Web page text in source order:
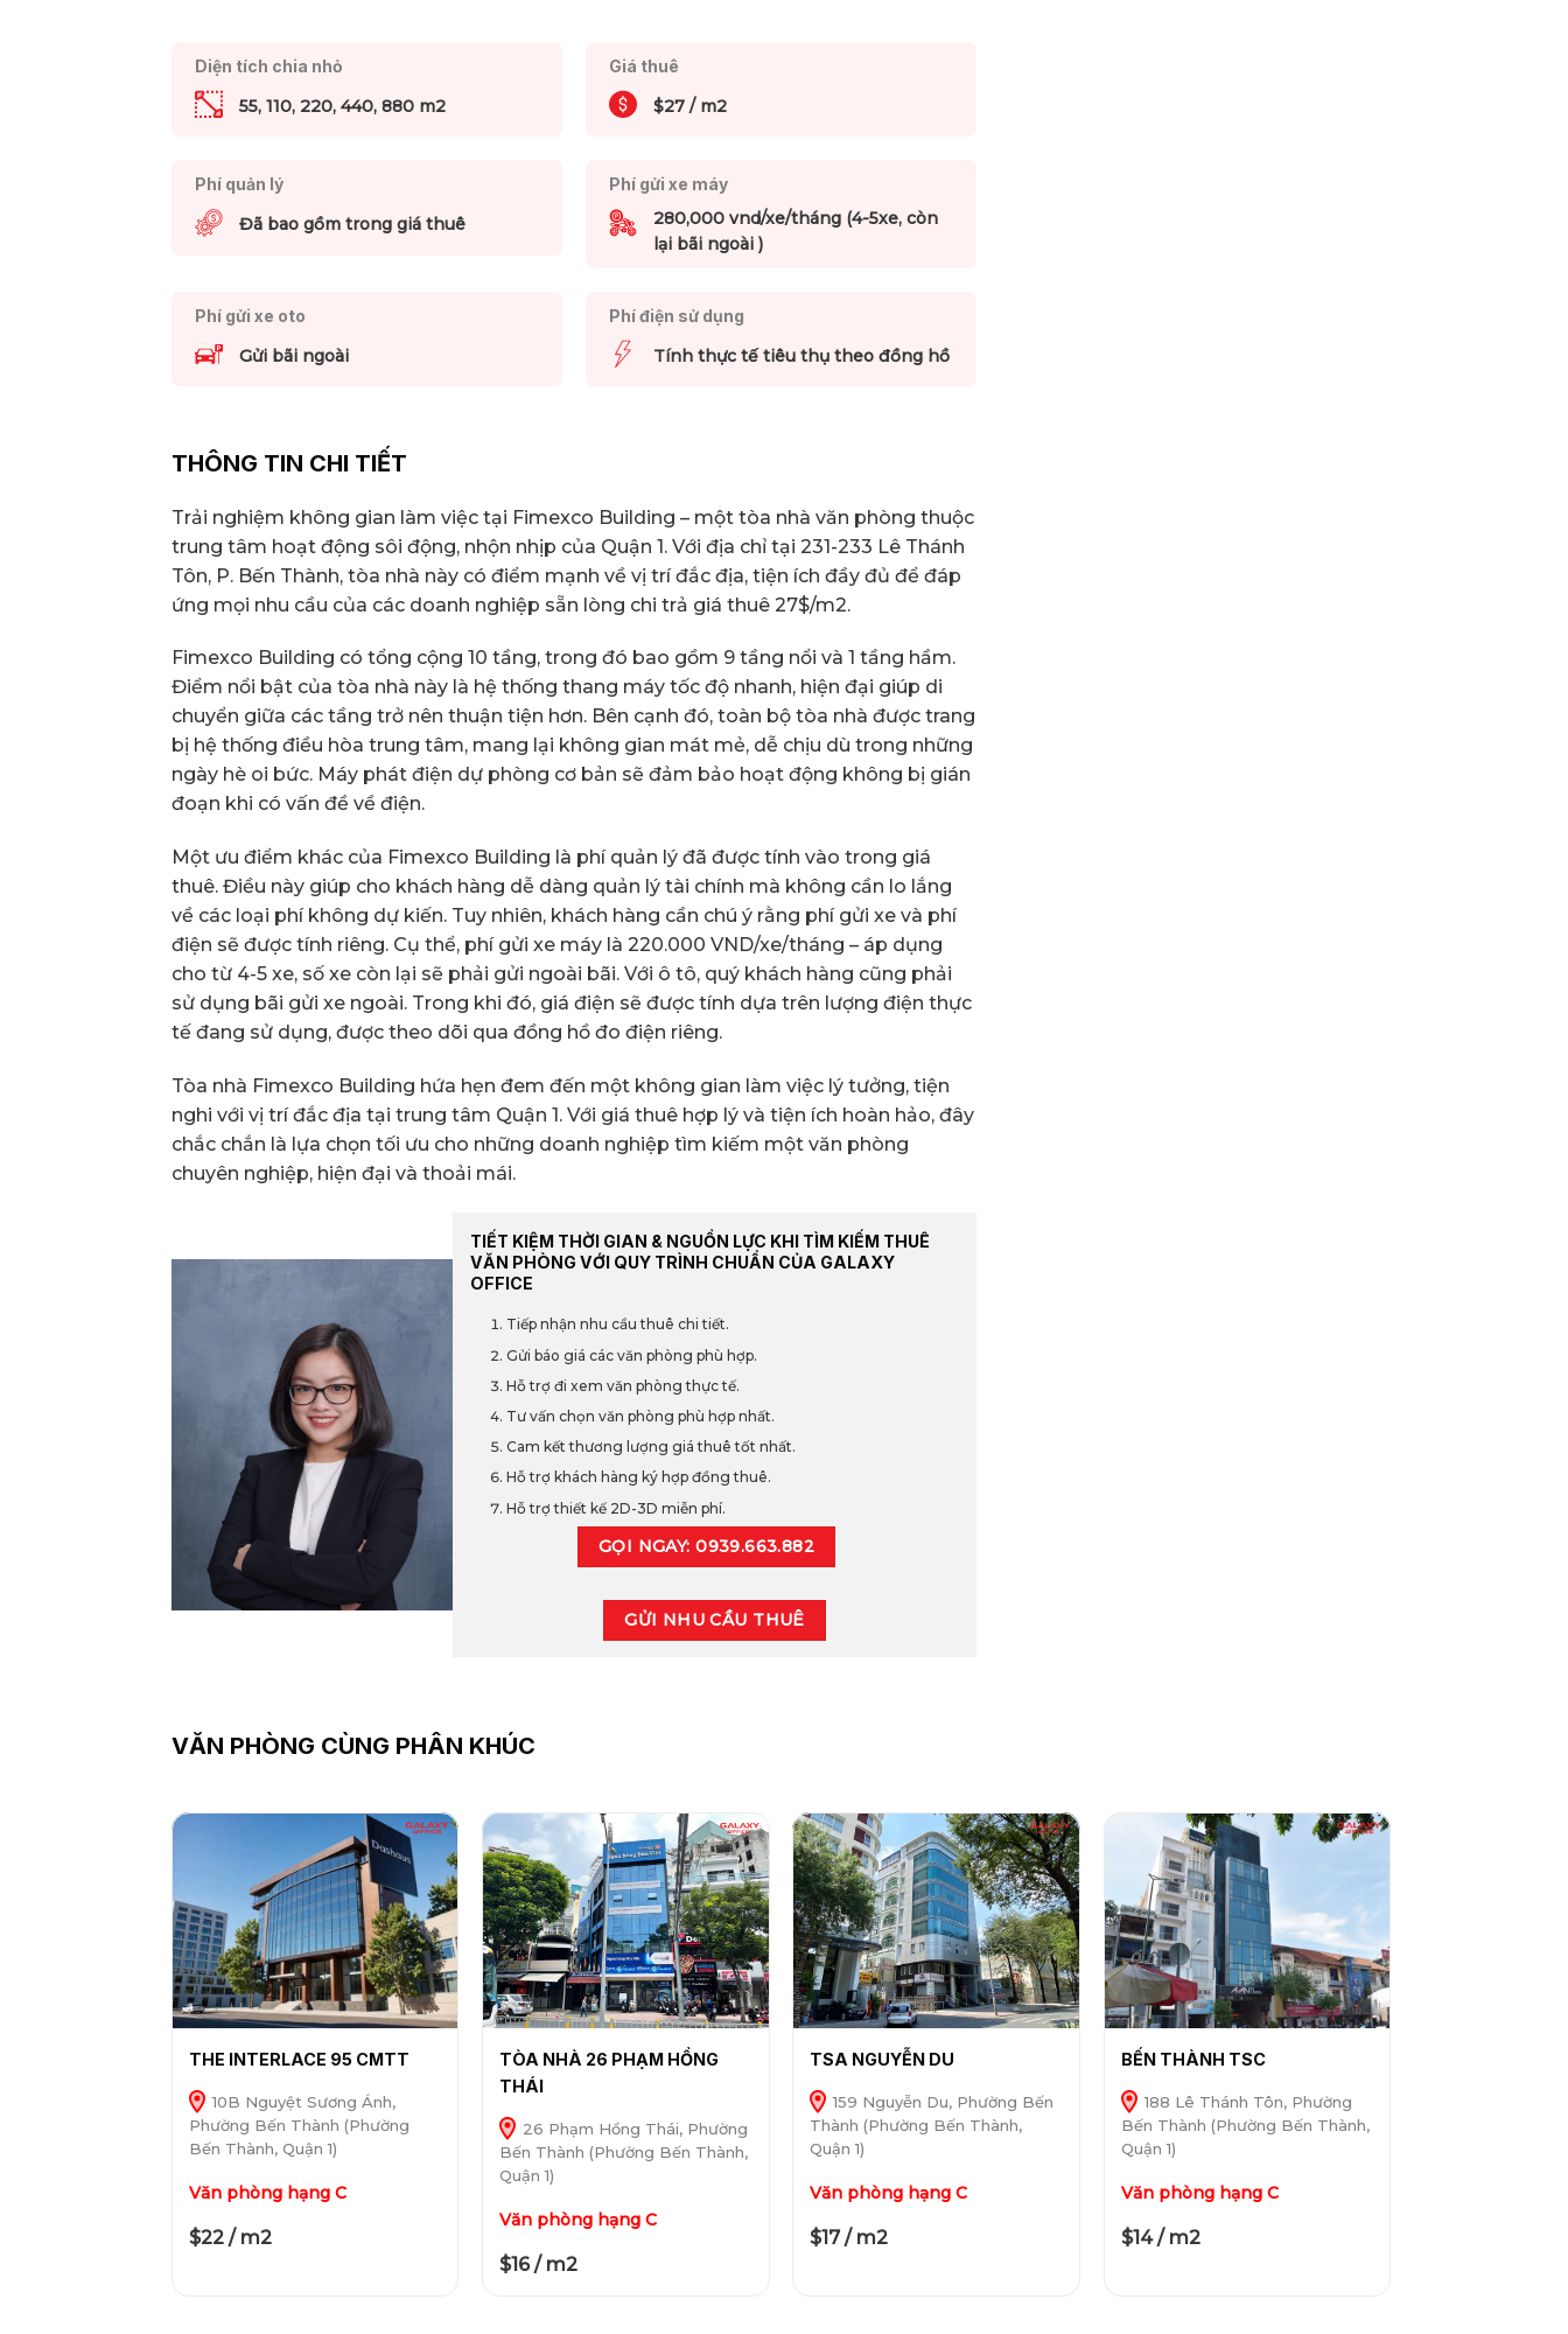
Diện tích chia nhỏ
55, 110, 220, 440, 880 m2
Giá thuê
$27 / m2
Phí quản lý
Đã bao gồm trong giá thuê
Phí gửi xe máy
280,000 vnd/xe/tháng (4-5xe, còn
lại bãi ngoài )
Phí gửi xe oto
Gửi bãi ngoài
Phí điện sử dụng
Tính thực tế tiêu thụ theo đồng hồ
THÔNG TIN CHI TIẾT
Trải nghiệm không gian làm việc tại Fimexco Building – một tòa nhà văn phòng thuộc
trung tâm hoạt động sôi động, nhộn nhịp của Quận 1. Với địa chỉ tại 231-233 Lê Thánh
Tôn, P. Bến Thành, tòa nhà này có điểm mạnh về vị trí đắc địa, tiện ích đầy đủ để đáp
ứng mọi nhu cầu của các doanh nghiệp sẵn lòng chi trả giá thuê 27$/m2.
Fimexco Building có tổng cộng 10 tầng, trong đó bao gồm 9 tầng nổi và 1 tầng hầm.
Điểm nổi bật của tòa nhà này là hệ thống thang máy tốc độ nhanh, hiện đại giúp di
chuyển giữa các tầng trở nên thuận tiện hơn. Bên cạnh đó, toàn bộ tòa nhà được trang
bị hệ thống điều hòa trung tâm, mang lại không gian mát mẻ, dễ chịu dù trong những
ngày hè oi bức. Máy phát điện dự phòng cơ bản sẽ đảm bảo hoạt động không bị gián
đoạn khi có vấn đề về điện.
Một ưu điểm khác của Fimexco Building là phí quản lý đã được tính vào trong giá
thuê. Điều này giúp cho khách hàng dễ dàng quản lý tài chính mà không cần lo lắng
về các loại phí không dự kiến. Tuy nhiên, khách hàng cần chú ý rằng phí gửi xe và phí
điện sẽ được tính riêng. Cụ thể, phí gửi xe máy là 220.000 VND/xe/tháng – áp dụng
cho từ 4-5 xe, số xe còn lại sẽ phải gửi ngoài bãi. Với ô tô, quý khách hàng cũng phải
sử dụng bãi gửi xe ngoài. Trong khi đó, giá điện sẽ được tính dựa trên lượng điện thực
tế đang sử dụng, được theo dõi qua đồng hồ đo điện riêng.
Tòa nhà Fimexco Building hứa hẹn đem đến một không gian làm việc lý tưởng, tiện
nghi với vị trí đắc địa tại trung tâm Quận 1. Với giá thuê hợp lý và tiện ích hoàn hảo, đây
chắc chắn là lựa chọn tối ưu cho những doanh nghiệp tìm kiếm một văn phòng
chuyên nghiệp, hiện đại và thoải mái.
TIẾT KIỆM THỜI GIAN & NGUỒN LỰC KHI TÌM KIẾM THUÊ
VĂN PHÒNG VỚI QUY TRÌNH CHUẨN CỦA GALAXY
OFFICE
Tiếp nhận nhu cầu thuê chi tiết.
Gửi báo giá các văn phòng phù hợp.
Hỗ trợ đi xem văn phòng thực tế.
Tư vấn chọn văn phòng phù hợp nhất.
Cam kết thương lượng giá thuê tốt nhất.
Hỗ trợ khách hàng ký hợp đồng thuê.
Hỗ trợ thiết kế 2D-3D miễn phí.
GỌI NGAY: 0939.663.882
GỬI NHU CẦU THUÊ
VĂN PHÒNG CÙNG PHÂN KHÚC
THE INTERLACE 95 CMTT
10B Nguyệt Sương Ánh,
Phường Bến Thành (Phường
Bến Thành, Quận 1)
Văn phòng hạng C
$22 / m2
TÒA NHÀ 26 PHẠM HỒNG
THÁI
26 Phạm Hồng Thái, Phường
Bến Thành (Phường Bến Thành,
Quận 1)
Văn phòng hạng C
$16 / m2
TSA NGUYỄN DU
159 Nguyễn Du, Phường Bến
Thành (Phường Bến Thành,
Quận 1)
Văn phòng hạng C
$17 / m2
BẾN THÀNH TSC
188 Lê Thánh Tôn, Phường
Bến Thành (Phường Bến Thành,
Quận 1)
Văn phòng hạng C
$14 / m2